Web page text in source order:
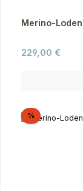
Merino-
Regulärer Preis:
229,00 €
%Rabatt